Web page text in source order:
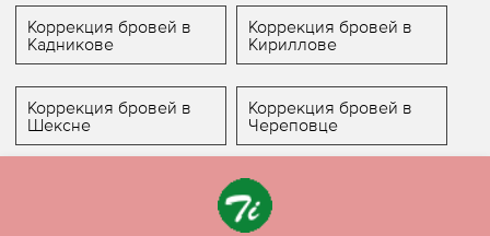
Коррекция бровей в
Кадникове
Коррекция бровей в
Кириллове
Коррекция бровей в
Шексне
Коррекция бровей в
Череповце